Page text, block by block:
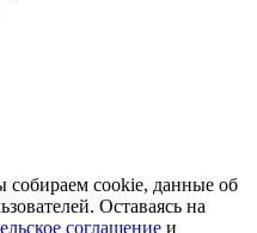
cookie, данные об
Оставаясь на
соглашение и